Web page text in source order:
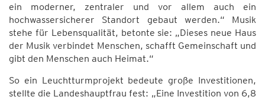
ein moderner, zentraler und vor allem auch ein
hochwassersicherer Standort gebaut werden.“ Musik
stehe für Lebensqualität, betonte sie: „Dieses neue Haus
der Musik verbindet Menschen, schafft Gemeinschaft und
gibt den Menschen auch Heimat.“
So ein Leuchtturmprojekt bedeute große Investitionen,
stellte die Landeshauptfrau fest: „Eine Investition von 6,8